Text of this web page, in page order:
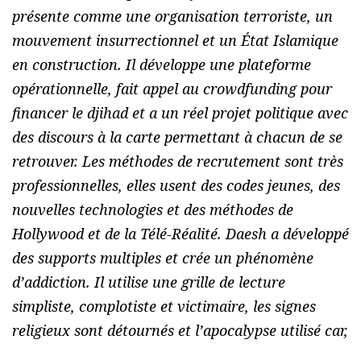
présente comme une organisation terroriste, un
mouvement insurrectionnel et un État Islamique
en construction. Il développe une plateforme
opérationnelle, fait appel au crowdfunding pour
financer le djihad et a un réel projet politique avec
des discours à la carte permettant à chacun de se
retrouver. Les méthodes de recrutement sont très
professionnelles, elles usent des codes jeunes, des
nouvelles technologies et des méthodes de
Hollywood et de la Télé-Réalité. Daesh a développé
des supports multiples et crée un phénomène
d’addiction. Il utilise une grille de lecture
simpliste, complotiste et victimaire, les signes
religieux sont détournés et l’apocalypse utilisé car,